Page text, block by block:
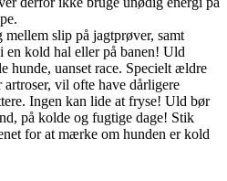
slip på jagtprøver, samt
kold hal eller på banen! Uld
uanset race. Specielt ældre
vil ofte have dårligere
Ingen kan lide at fryse! Uld bør
på kolde og fugtige dage! Stik
for at mærke om hunden er kold